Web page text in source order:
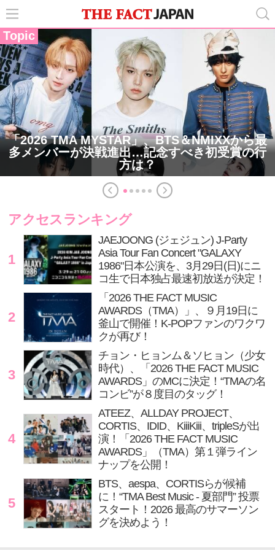
Topic
「2026 TMA MYSTAR」、BTS＆NMIXXから最
多メンバーが決戦進出…記念すべき初受賞の行
方は？
アクセスランキング
1
JAEJOONG (ジェジュン) J-Party
Asia Tour Fan Concert "GALAXY
1986"日本公演を、3月29日(日)にニ
コ生で日本独占最速初放送が決定！
2
「2026 THE FACT MUSIC
AWARDS（TMA）」、９月19日に
釜山で開催！K-POPファンのワクワ
クが再び！
3
チョン・ヒョンム＆ソヒョン（少女
時代）、「2026 THE FACT MUSIC
AWARDS」のMCに決定！“TMAの名
コンビ”が８度目のタッグ！
4
ATEEZ、ALLDAY PROJECT、
CORTIS、IDID、KiiiKiii、tripleSが出
演！「2026 THE FACT MUSIC
AWARDS」（TMA）第１弾ライン
ナップを公開！
5
BTS、aespa、CORTISらが候補
に！“TMA Best Music - 夏部門” 投票
スタート！2026 最高のサマーソン
グを決めよう！